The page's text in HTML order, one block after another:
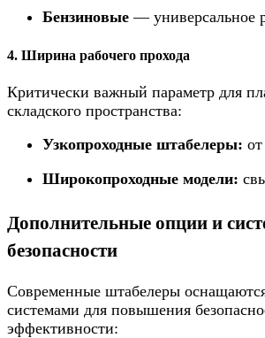
Бензиновые — универсальное
4. Ширина рабочего прохода
Критически важный параметр для
складского пространства:
Узкопроходные штабелеры:
Широкопроходные модели:
Дополнительные опции и
безопасности
Современные штабелеры
системами для повышения
эффективности: